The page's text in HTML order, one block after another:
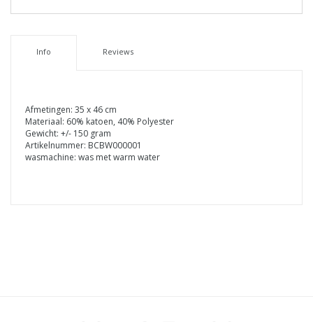
Info Reviews
Afmetingen: 35 x 46 cm
Materiaal: 60% katoen, 40% Polyester
Gewicht: +/- 150 gram
Artikelnummer: BCBW000001
wasmachine: was met warm water